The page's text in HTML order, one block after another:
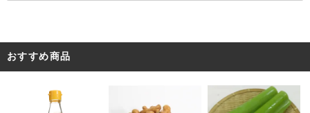
おすすめ商品